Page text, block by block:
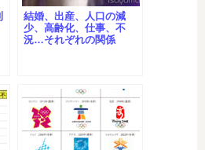
結婚、出産、人口の減
少、高齢化、仕事、不
況…それぞれの関係